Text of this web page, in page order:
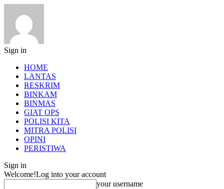
Sign in
HOME
LANTAS
RESKRIM
BINKAM
BINMAS
GIAT OPS
POLISI KITA
MITRA POLISI
OPINI
PERISTIWA
Sign in
Welcome!Log into your account
your username